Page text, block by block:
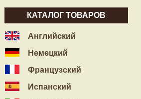
КАТАЛОГ ТОВАРОВ
Английский
Немецкий
Французский
Испанский